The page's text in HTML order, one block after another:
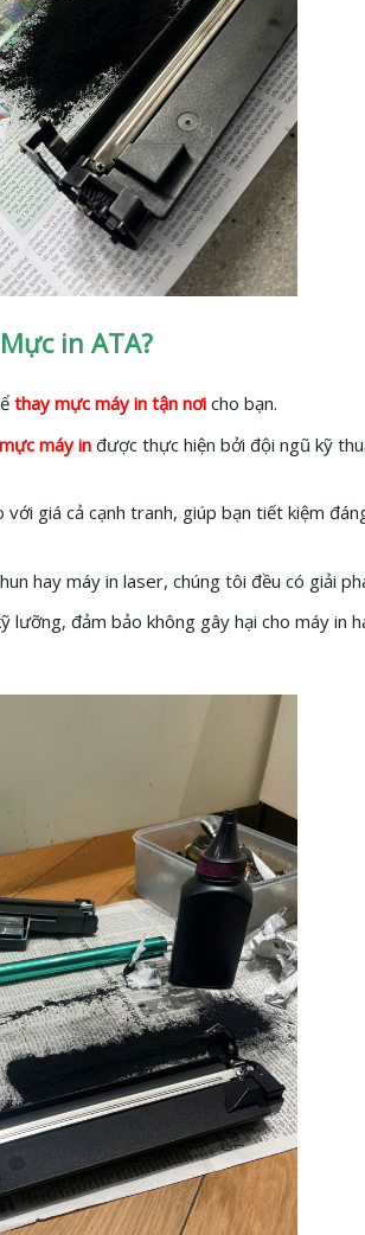
in ATA?
thay mực máy in tận nơi cho bạn.
máy in được thực hiện bởi đội ngũ kỹ
giá cả cạnh tranh, giúp bạn tiết kiệm
hay máy in laser, chúng tôi đều có giải
đảm bảo không gây hại cho máy in